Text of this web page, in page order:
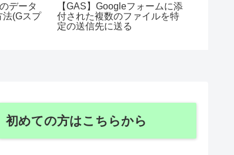
データ
法(Gスプ
【GAS】Googleフォームに添
付された複数のファイルを特
定の送信先に送る
初めての方はこちらから